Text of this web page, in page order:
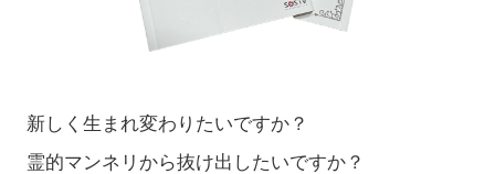
新しく生まれ変わりたいですか？
霊的マンネリから抜け出したいですか？